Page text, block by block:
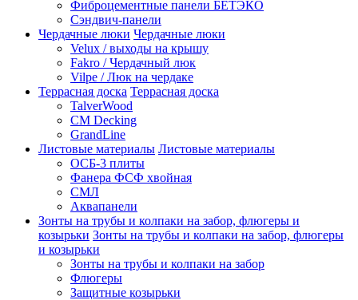
Фиброцементные панели БЕТЭКО
Сэндвич-панели
Чердачные люки Чердачные люки
Velux / выходы на крышу
Fakro / Чердачный люк
Vilpe / Люк на чердаке
Террасная доска Террасная доска
TalverWood
CM Decking
GrandLine
Листовые материалы Листовые материалы
ОСБ-3 плиты
Фанера ФСФ хвойная
СМЛ
Аквапанели
Зонты на трубы и колпаки на забор, флюгеры и
козырьки Зонты на трубы и колпаки на забор, флюгеры
и козырьки
Зонты на трубы и колпаки на забор
Флюгеры
Защитные козырьки